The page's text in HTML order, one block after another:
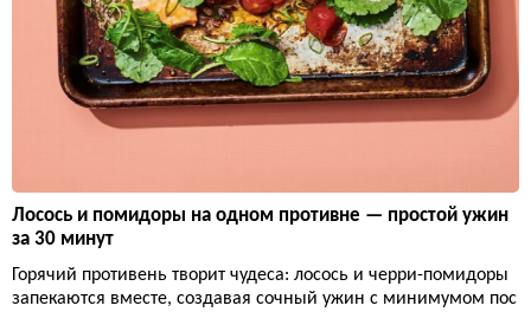
Лосось и помидоры на одном противне — простой ужин
за 30 минут
Горячий противень творит чудеса: лосось и черри-помидоры
запекаются вместе, создавая сочный ужин с минимумом пос